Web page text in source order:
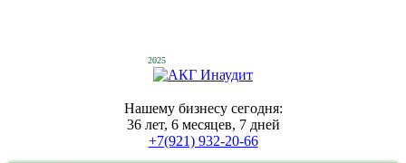
2025
Нашему бизнесу сегодня:
36 лет, 6 месяцев, 7 дней
+7(921) 932-20-66